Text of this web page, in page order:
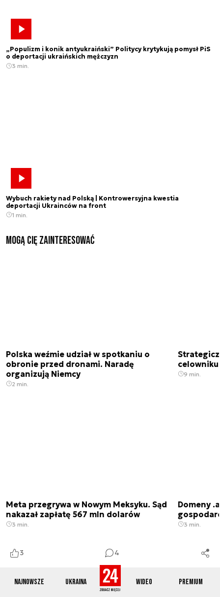
Najnowsze Ukraina Wideo Premium
3 4
„Populizm i konik antyukraiński” Politycy krytykują pomysł PiS
o deportacji ukraińskich mężczyzn
3 min.
Wybuch rakiety nad Polską | Kontrowersyjna kwestia
deportacji Ukrainców na front
1 min.
Mogą Cię zainteresować
Polska weźmie udział w spotkaniu o
obronie przed dronami. Naradę
organizują Niemcy
2 min.
9 min.
Meta przegrywa w Nowym Meksyku. Sąd
nakazał zapłatę 567 mln dolarów
3 min.
Domeny
3 min.